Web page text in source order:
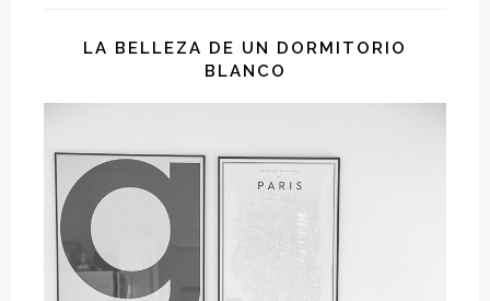
LA BELLEZA DE UN DORMITORIO
BLANCO